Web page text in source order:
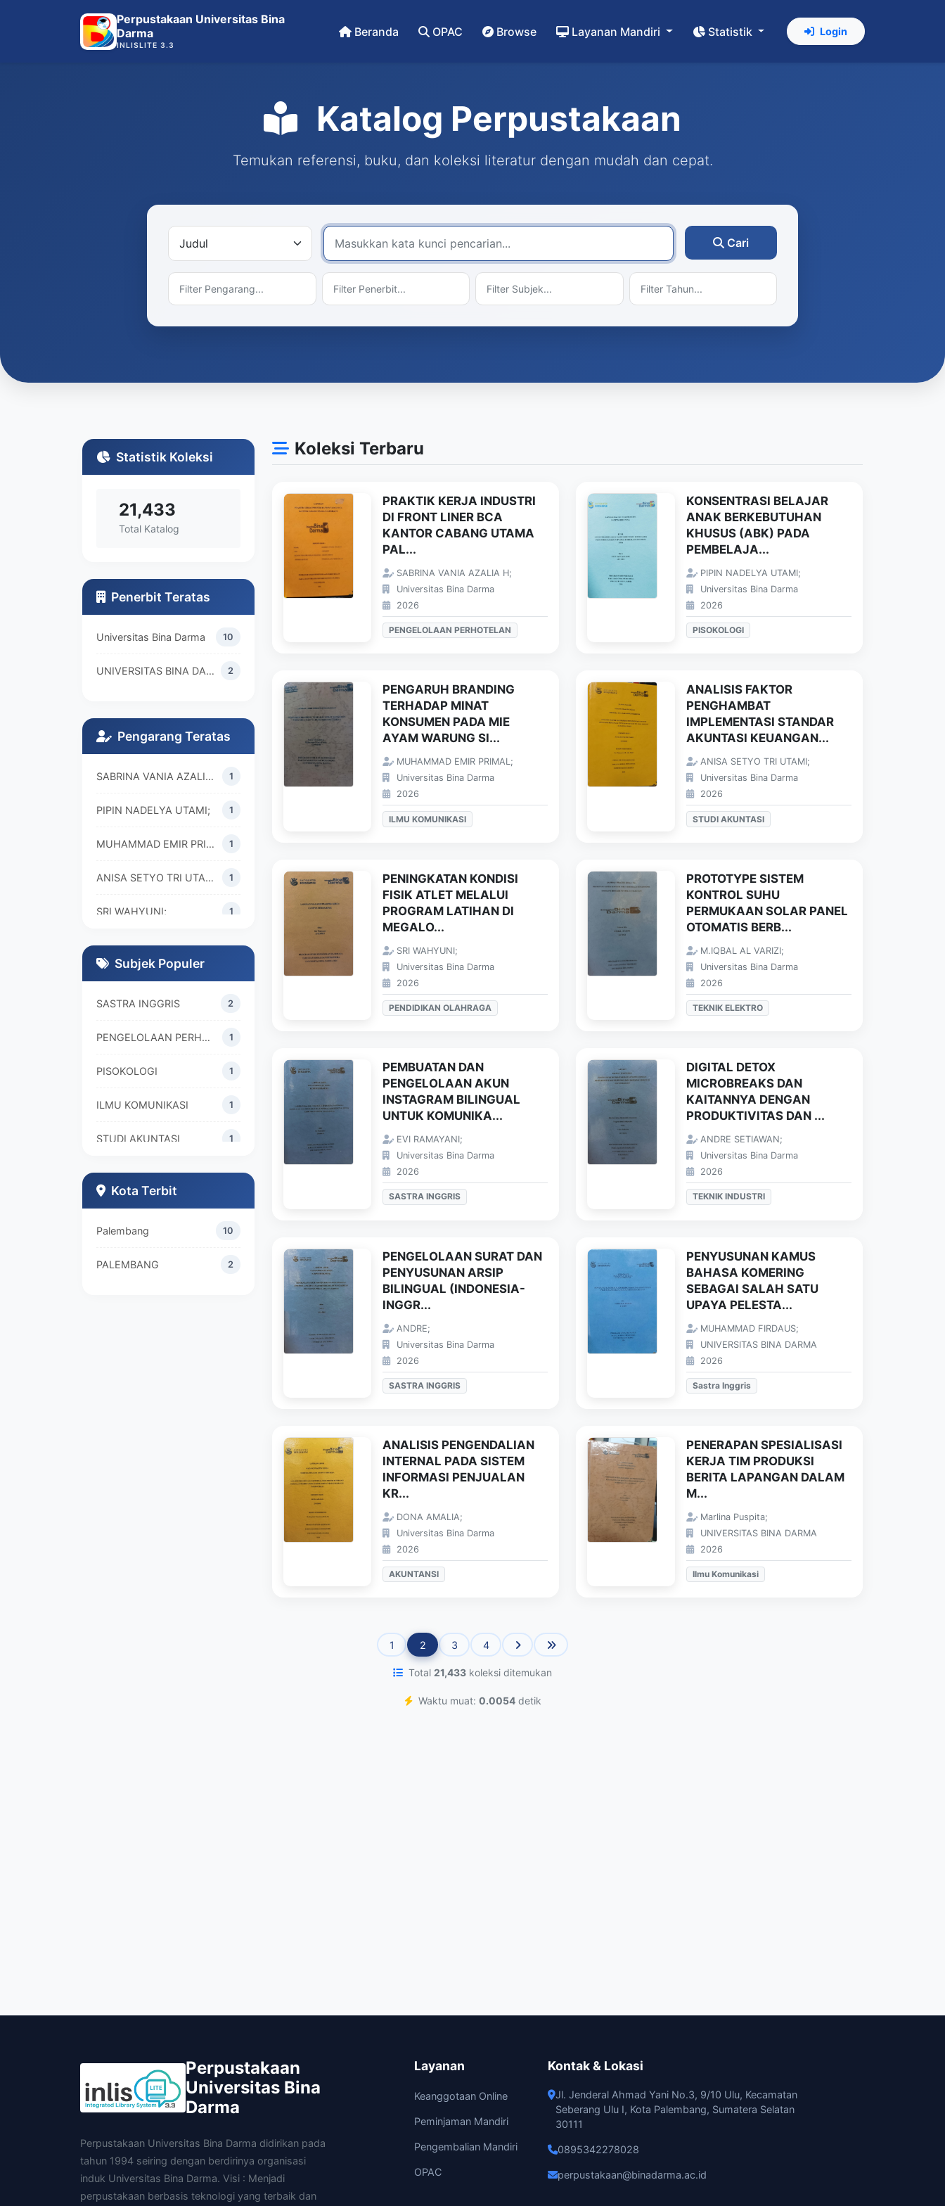
Perpustakaan Universitas Bina
Darma
INLISLITE 3.3
Beranda OPAC Browse Layanan Mandiri Statistik Login
Katalog Perpustakaan
Temukan referensi, buku, dan koleksi literatur dengan mudah dan cepat.
Cari
Statistik Koleksi
21,433
Total Katalog
Penerbit Teratas
Universitas Bina Darma 10
UNIVERSITAS BINA DARMA 2
Pengarang Teratas
SABRINA VANIA AZALIA H; 1
PIPIN NADELYA UTAMI; 1
MUHAMMAD EMIR PRIMAL; 1
ANISA SETYO TRI UTAMI; 1
SRI WAHYUNI; 1
Subjek Populer
SASTRA INGGRIS 2
PENGELOLAAN PERHOTELAN 1
PISOKOLOGI 1
ILMU KOMUNIKASI 1
STUDI AKUNTASI 1
Kota Terbit
Palembang 10
PALEMBANG 2
Koleksi Terbaru
PRAKTIK KERJA INDUSTRI
DI FRONT LINER BCA
KANTOR CABANG UTAMA
PAL...
SABRINA VANIA AZALIA H;
Universitas Bina Darma
2026
PENGELOLAAN PERHOTELAN
KONSENTRASI BELAJAR
ANAK BERKEBUTUHAN
KHUSUS (ABK) PADA
PEMBELAJA...
PIPIN NADELYA UTAMI;
Universitas Bina Darma
2026
PISOKOLOGI
PENGARUH BRANDING
TERHADAP MINAT
KONSUMEN PADA MIE
AYAM WARUNG SI...
MUHAMMAD EMIR PRIMAL;
Universitas Bina Darma
2026
ILMU KOMUNIKASI
ANALISIS FAKTOR
PENGHAMBAT
IMPLEMENTASI STANDAR
AKUNTASI KEUANGAN...
ANISA SETYO TRI UTAMI;
Universitas Bina Darma
2026
STUDI AKUNTASI
PENINGKATAN KONDISI
FISIK ATLET MELALUI
PROGRAM LATIHAN DI
MEGALO...
SRI WAHYUNI;
Universitas Bina Darma
2026
PENDIDIKAN OLAHRAGA
PROTOTYPE SISTEM
KONTROL SUHU
PERMUKAAN SOLAR PANEL
OTOMATIS BERB...
M.IQBAL AL VARIZI;
Universitas Bina Darma
2026
TEKNIK ELEKTRO
PEMBUATAN DAN
PENGELOLAAN AKUN
INSTAGRAM BILINGUAL
UNTUK KOMUNIKA...
EVI RAMAYANI;
Universitas Bina Darma
2026
SASTRA INGGRIS
DIGITAL DETOX
MICROBREAKS DAN
KAITANNYA DENGAN
PRODUKTIVITAS DAN ...
ANDRE SETIAWAN;
Universitas Bina Darma
2026
TEKNIK INDUSTRI
PENGELOLAAN SURAT DAN
PENYUSUNAN ARSIP
BILINGUAL (INDONESIA-
INGGR...
ANDRE;
Universitas Bina Darma
2026
SASTRA INGGRIS
PENYUSUNAN KAMUS
BAHASA KOMERING
SEBAGAI SALAH SATU
UPAYA PELESTA...
MUHAMMAD FIRDAUS;
UNIVERSITAS BINA DARMA
2026
Sastra Inggris
ANALISIS PENGENDALIAN
INTERNAL PADA SISTEM
INFORMASI PENJUALAN
KR...
DONA AMALIA;
Universitas Bina Darma
2026
AKUNTANSI
PENERAPAN SPESIALISASI
KERJA TIM PRODUKSI
BERITA LAPANGAN DALAM
M...
Marlina Puspita;
UNIVERSITAS BINA DARMA
2026
Ilmu Komunikasi
1 2 3 4
Total 21,433 koleksi ditemukan
Waktu muat: 0.0054detik
Perpustakaan
Universitas Bina
Darma
Perpustakaan Universitas Bina Darma didirikan pada
tahun 1994 seiring dengan berdirinya organisasi
induk Universitas Bina Darma. Visi : Menjadi
perpustakaan berbasis teknologi yang terbaik dan
Layanan
Keanggotaan Online
Peminjaman Mandiri
Pengembalian Mandiri
OPAC
Kontak & Lokasi
Jl. Jenderal Ahmad Yani No.3, 9/10 Ulu, Kecamatan
Seberang Ulu I, Kota Palembang, Sumatera Selatan
30111
0895342278028
perpustakaan@binadarma.ac.id